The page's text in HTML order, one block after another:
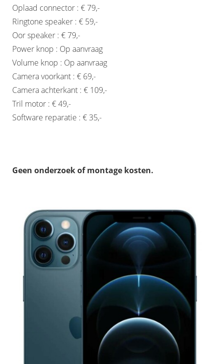
Oplaad connector : € 79,-
Ringtone speaker : € 59,-
Oor speaker : € 79,-
Power knop : Op aanvraag
Volume knop : Op aanvraag
Camera voorkant : € 69,-
Camera achterkant : € 109,-
Tril motor : € 49,-
Software reparatie : € 35,-
Geen onderzoek of montage kosten.